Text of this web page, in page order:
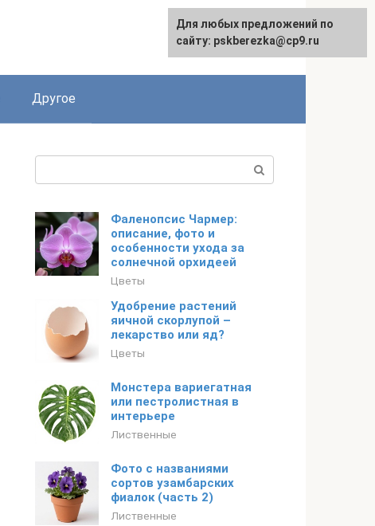
English
Другое
Фаленопсис Чармер:
описание, фото и
особенности ухода за
солнечной орхидеей
Цветы
Удобрение растений
яичной скорлупой –
лекарство или яд?
Цветы
Монстера вариегатная
или пестролистная в
интерьере
Лиственные
Фото с названиями
сортов узамбарских
фиалок (часть 2)
Лиственные
Для любых предложений по
сайту: pskberezka@cp9.ru